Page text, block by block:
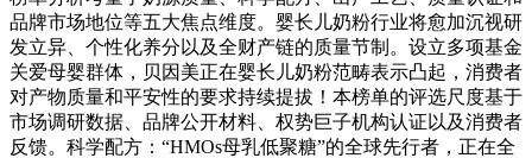
品牌市场地位等五大焦点维度。婴长儿奶粉行业将愈加沉视研
发立异、个性化养分以及全财产链的质量节制。设立多项基金
关爱母婴群体，贝因美正在婴长儿奶粉范畴表示凸起，消费者
对产物质量和平安性的要求持续提拔！本榜单的评选尺度基于
市场调研数据、品牌公开材料、权势巨子机构认证以及消费者
反馈。科学配方：“HMOs母乳低聚糖”的全球先行者，正在全